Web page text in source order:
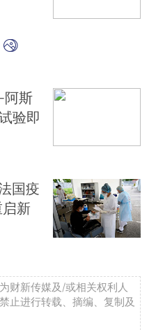
阿斯
验即
国疫
新
财新传媒及/或相关权利人
止进行转载、摘编、复制及